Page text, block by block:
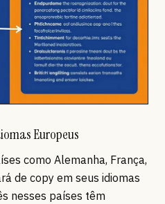
Europeus
como Alemanha, França,
de copy em seus idiomas
nesses países têm